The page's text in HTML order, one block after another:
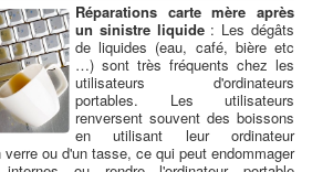
Réparations carte mère après
un sinistre liquide: Les dégâts
de liquides (eau, café, bière etc
…) sont très fréquents chez les
utilisateurs d'ordinateurs
portables. Les utilisateurs
renversent souvent des boissons
en utilisant leur ordinateur
ou d'un tasse, ce qui peut endommager